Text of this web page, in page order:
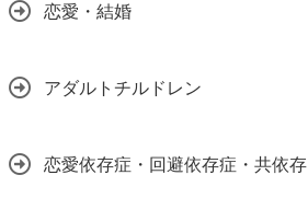
恋愛・結婚
アダルトチルドレン
恋愛依存症・回避依存症・共依存